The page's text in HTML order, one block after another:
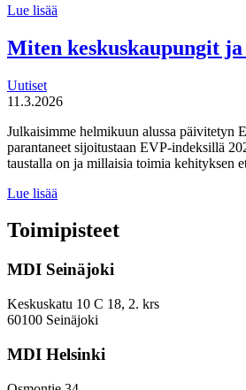
Lue lisää
tekijät haluaa
uudistaa
Miten keskuskaupungit
Uutiset
11.3.2026
Julkaisimme helmikuun alussa päivitetyn
parantaneet sijoitustaan EVP-indeksillä
taustalla on ja millaisia toimia kehityksen
Lue lisää
ja
kehyskunnat
parantaa
EVP-
indeksissä?
Toimipisteet
MDI Seinäjoki
Keskuskatu 10 C 18, 2. krs
60100 Seinäjoki
MDI Helsinki